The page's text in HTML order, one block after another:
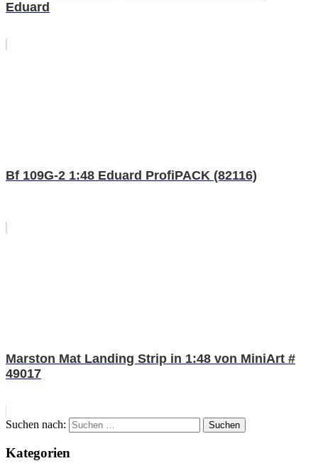
Eduard
Bf 109G-2 1:48 Eduard ProfiPACK (82116)
Marston Mat Landing Strip in 1:48 von MiniArt #
49017
Suchen nach: Suchen
Kategorien